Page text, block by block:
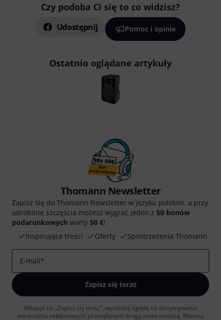
Czy podoba Ci się to co widzisz?
Udostępnij Pomoc i opinie
Ostatnio oglądane artykuły
Thomann Newsletter
Zapisz się do Thomann Newsletter w języku polskim, a przy
odrobinie szczęścia możesz wygrać jeden z 50 bonów
podarunkowych warty 50 €!
Inspirujące treści
Oferty Spostrzeżenia Thomann
E-mail*
Zapisz się teraz
Klikając na „Zapisz się teraz”, wyrażasz zgodę na otrzymywanie
materialów reklamowych przesyłanych drogą elektroniczną. Możesz